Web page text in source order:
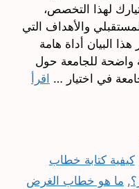
لهذا التخصص،
والأهداف التي
البيان أداة هامة
للجامعة حول
في اختيار … اقرأ
كيفية كتابة خطاب
, ما هو خطاب الغرض